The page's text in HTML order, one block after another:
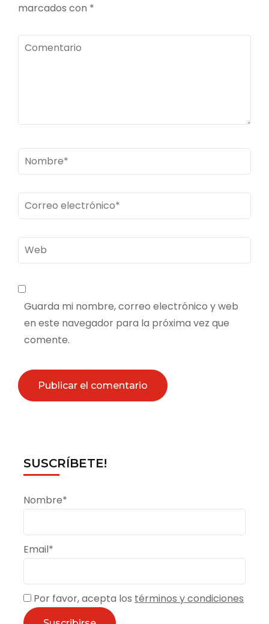
marcados con *
Comentario
Nombre*
Correo
electrónico*
Web
Guarda mi nombre, correo electrónico y web
en este navegador para la próxima vez que
comente.
SUSCRÍBETE!
Nombre*
Email*
Por favor, acepta los términos y condiciones